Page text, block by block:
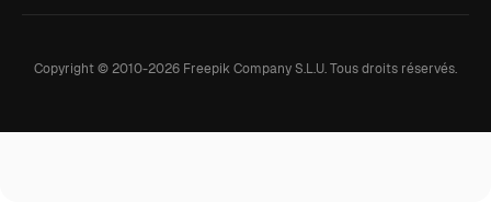
Copyright © 2010-2026 Freepik Company S.L.U.Tous droits réservés.